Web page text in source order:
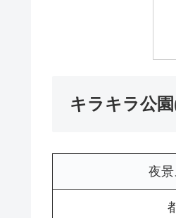
キラキラ公
夜